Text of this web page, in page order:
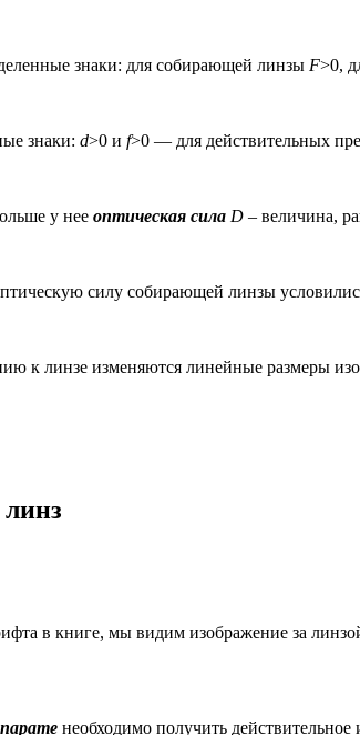
знаки: для собирающей линзы F>0,
знаки: d>0 и f>0 — для действительных
у нее оптическая сила D – величина,
силу собирающей линзы
к линзе изменяются линейные размеры
в книге, мы видим изображение за
необходимо получить действительное